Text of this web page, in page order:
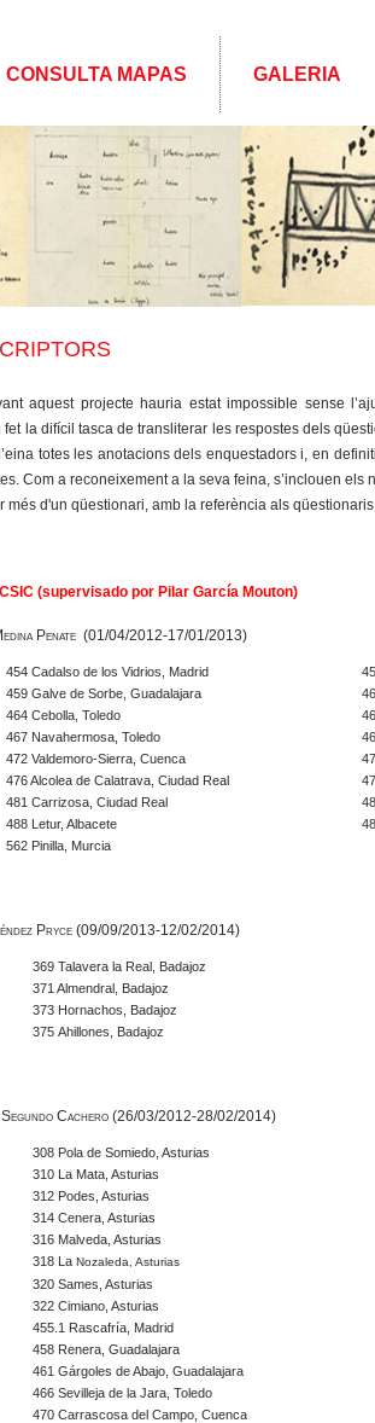
CONSULTA MAPAS GALERIA
aquest projecte hauria estat impossible sense
la difícil tasca de transliterar les respostes dels
totes les anotacions dels enquestadors i, en
Com a reconeixement a la seva feina, s’inclouen
més d'un qüestionari, amb la referència als
(supervisado por Pilar García Mouton)
Penate (01/04/2012-17/01/2013)
454 Cadalso de los Vidrios, Madrid
459 Galve de Sorbe, Guadalajara
464 Cebolla, Toledo
467 Navahermosa, Toledo
472 Valdemoro-Sierra, Cuenca
476 Alcolea de Calatrava, Ciudad Real
481 Carrizosa, Ciudad Real
488 Letur, Albacete
562 Pinilla, Murcia
Pryce (09/09/2013-12/02/2014)
369 Talavera la Real, Badajoz
371 Almendral, Badajoz
373 Hornachos, Badajoz
375 Ahillones, Badajoz
Segundo Cachero (26/03/2012-28/02/2014)
308 Pola de Somiedo, Asturias
310 La Mata, Asturias
312 Podes, Asturias
314 Cenera, Asturias
316 Malveda, Asturias
318 La Nozaleda, Asturias
320 Sames, Asturias
322 Cimiano, Asturias
455.1 Rascafría, Madrid
458 Renera, Guadalajara
461 Gárgoles de Abajo, Guadalajara
466 Sevilleja de la Jara, Toledo
470 Carrascosa del Campo, Cuenca